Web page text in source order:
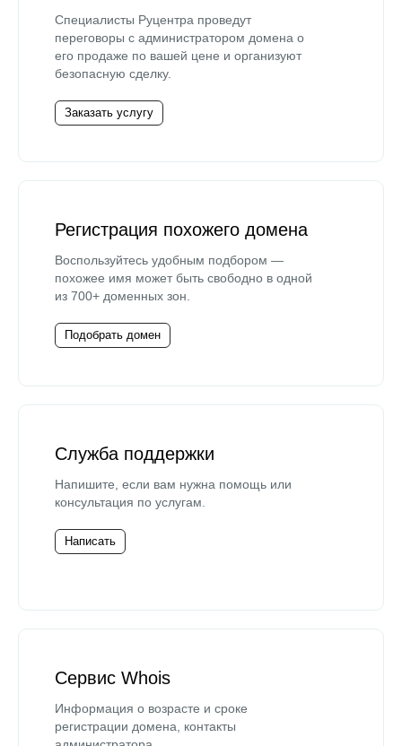
Специалисты Руцентра проведут
переговоры с администратором домена о
его продаже по вашей цене и организуют
безопасную сделку.
Заказать услугу
Регистрация похожего домена
Воспользуйтесь удобным подбором —
похожее имя может быть свободно в одной
из 700+ доменных зон.
Подобрать домен
Служба поддержки
Напишите, если вам нужна помощь или
консультация по услугам.
Написать
Сервис Whois
Информация о возрасте и сроке
регистрации домена, контакты